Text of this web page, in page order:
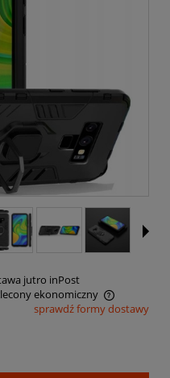
jutro inPost
ekonomiczny
płatności
sprawdź formy dostawy